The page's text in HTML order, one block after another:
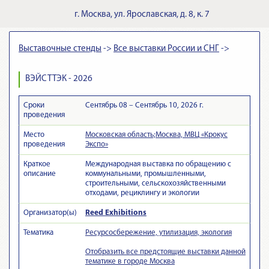
г. Москва, ул. Ярославская, д. 8, к. 7
Выставочные стенды -> Все выставки России и СНГ ->
ВЭЙСТТЭК - 2026
Сроки
проведения
Сентябрь 08 – Сентябрь 10, 2026 г.
Место
проведения
Московская область;Москва, МВЦ «Крокус
Экспо»
Краткое
описание
Международная выставка по обращению с
коммунальными, промышленными,
строительными, сельскохозяйственными
отходами, рециклингу и экологии
Организатор(ы) Reed Exhibitions
Тематика Ресурсосбережение, утилизация, экология
Отобразить все предстоящие выставки данной
тематике в городе Москва